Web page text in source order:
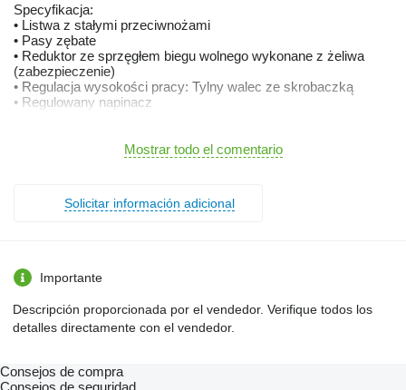
Specyfikacja:
• Listwa z stałymi przeciwnożami
• Pasy zębate
• Reduktor ze sprzęgłem biegu wolnego wykonane z żeliwa
(zabezpieczenie)
• Regulacja wysokości pracy: Tylny walec ze skrobaczką
• Regulowany napinacz
ułożenie kosiarki względem ciągnika: asymetryczne
Dostawa
RATY
Siedziba firmy:
Słupia 74
Podana miejscowość jest orientacyjna w jakie regiony
Mostrar todo el comentario
Solicitar información adicional
Importante
Descripción proporcionada por el vendedor. Verifique todos los
detalles directamente con el vendedor.
Consejos de compra
Consejos de seguridad